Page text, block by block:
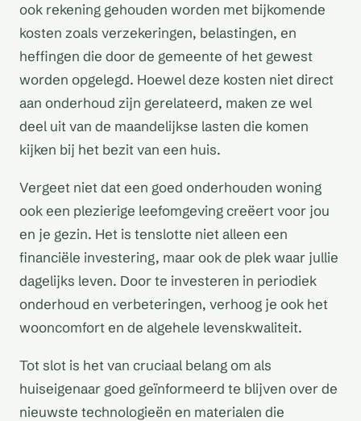
ook rekening gehouden worden met bijkomende
kosten zoals verzekeringen, belastingen, en
heffingen die door de gemeente of het gewest
worden opgelegd. Hoewel deze kosten niet direct
aan onderhoud zijn gerelateerd, maken ze wel
deel uit van de maandelijkse lasten die komen
kijken bij het bezit van een huis.
Vergeet niet dat een goed onderhouden woning
ook een plezierige leefomgeving creëert voor jou
en je gezin. Het is tenslotte niet alleen een
financiële investering, maar ook de plek waar jullie
dagelijks leven. Door te investeren in periodiek
onderhoud en verbeteringen, verhoog je ook het
wooncomfort en de algehele levenskwaliteit.
Tot slot is het van cruciaal belang om als
huiseigenaar goed geïnformeerd te blijven over de
nieuwste technologieën en materialen die